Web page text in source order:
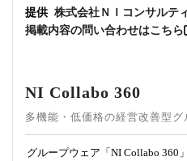
提供 株式会社ＮＩコンサルテ
掲載内容の問い合わせはこちら
NI Collabo 360
多機能・低価格の経営改善型グ
グループウェア「NI Collabo 360